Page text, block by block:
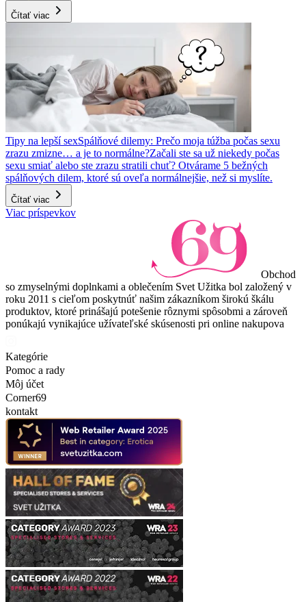
Čítať viac
Tipy na lepší sexSpálňové dilemy: Prečo moja túžba počas sexu
zrazu zmizne… a je to normálne?Začali ste sa už niekedy počas
sexu smiať alebo ste zrazu stratili chuť? Otvárame 5 bežných
spálňových dilem, ktoré sú oveľa normálnejšie, než si myslíte.
Čítať viac
Viac príspevkov
Obchod
so zmyselnými doplnkami a oblečením Svet Užitka bol založený v
roku 2011 s cieľom poskytnúť našim zákazníkom širokú škálu
produktov, ktoré prinášajú potešenie rôznymi spôsobmi a zároveň
ponúkajú vynikajúce užívateľské skúsenosti pri online nakupova
Kategórie
Pomoc a rady
Môj účet
Corner69
kontakt